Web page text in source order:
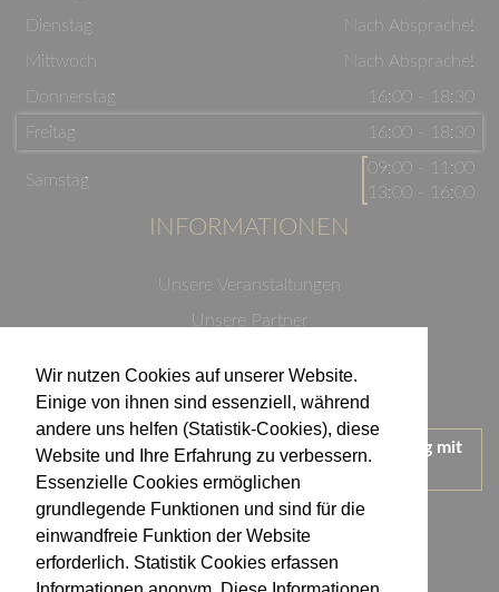
Wir nutzen Cookies auf unserer Website.
Einige von ihnen sind essenziell, während
andere uns helfen (Statistik-Cookies), diese
Website und Ihre Erfahrung zu verbessern.
Essenzielle Cookies ermöglichen
grundlegende Funktionen und sind für die
einwandfreie Funktion der Website
erforderlich. Statistik Cookies erfassen
Dienstag
Nach Absprache!
Mittwoch
Nach Absprache!
Donnerstag
16:00 - 18:30
Freitag
16:00 - 18:30
Samstag
09:00 - 11:00
13:00 - 16:00
INFORMATIONEN
Unsere Veranstaltungen
Unsere Partner
Impressum
Wir treten für einen verantwortungsvollen Umgang mit
Alkohol ein.
KONTAKT
Weingut Kistenmacher & Hengerer